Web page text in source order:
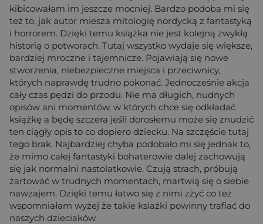
kibicowałam im jeszcze mocniej. Bardzo podoba mi się
też to, jak autor miesza mitologię nordycką z fantastyką
i horrorem. Dzięki temu książka nie jest kolejną zwykłą
historią o potworach. Tutaj wszystko wydaje się większe,
bardziej mroczne i tajemnicze. Pojawiają się nowe
stworzenia, niebezpieczne miejsca i przeciwnicy,
których naprawdę trudno pokonać. Jednocześnie akcja
cały czas pędzi do przodu. Nie ma długich, nudnych
opisów ani momentów, w których chce się odkładać
książkę a będę szczera jeśli dorosłemu może się znudzić
ten ciągły opis to co dopiero dziecku. Na szczęście tutaj
tego brak. Najbardziej chyba podobało mi się jednak to,
że mimo całej fantastyki bohaterowie dalej zachowują
się jak normalni nastolatkowie. Czują strach, próbują
żartować w trudnych momentach, martwią się o siebie
nawzajem. Dzięki temu łatwo się z nimi zżyć co też
wspomniałam wyżej że takie ksiażki powinny trafiać do
naszych dzieciaków.